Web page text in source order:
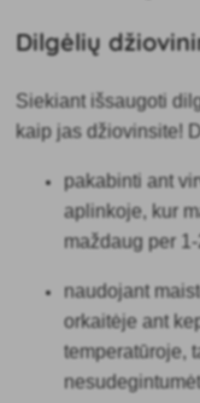
Dilgėlių
Siekiant išsaugoti
kaip jas džiovinsite!
pakabinti ant
aplinkoje, kur
maždaug per
naudojant
orkaitėje ant
temperatūroje,